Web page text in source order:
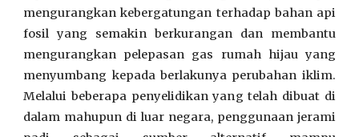
mengurangkan kebergatungan terhadap bahan api
fosil yang semakin berkurangan dan membantu
mengurangkan pelepasan gas rumah hijau yang
menyumbang kepada berlakunya perubahan iklim.
Melalui beberapa penyelidikan yang telah dibuat di
dalam mahupun di luar negara, penggunaan jerami